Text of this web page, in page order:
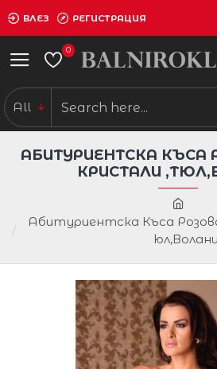
ВЛЕЗ РЕГИСТРАЦИЯ
0
All
Абитуриентска Къса
юл,Волани
АБИТУРИЕНТСКА КЪСА
КРИСТАЛИ